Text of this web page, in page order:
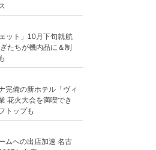
ット」10月下旬就航
たちが機内品に＆制
完備の新ホテル「ヴィ
花火大会を満喫でき
トップも
ムへの出店加速 名古